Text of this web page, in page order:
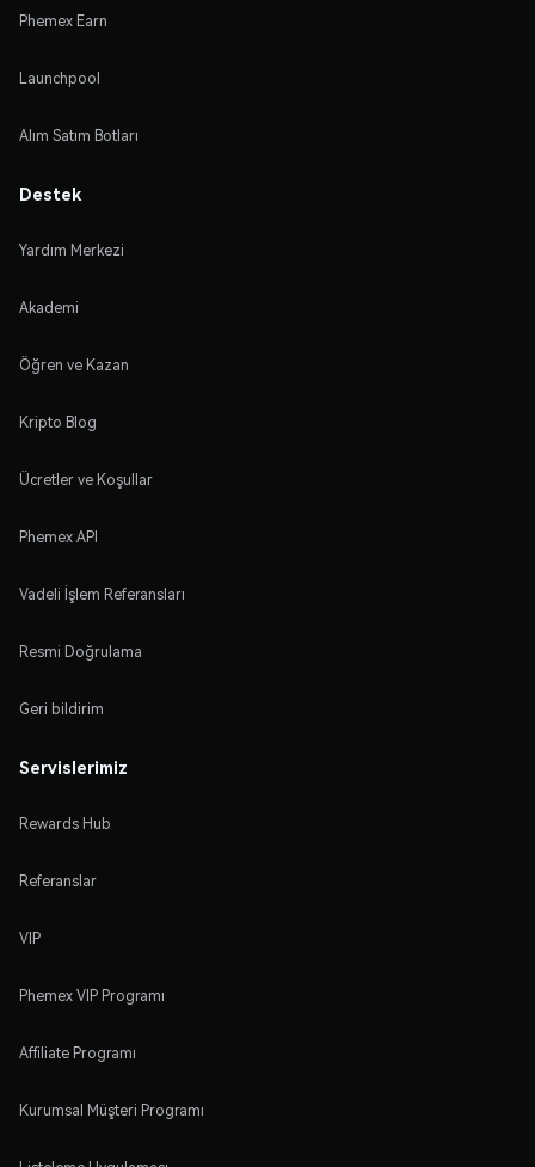
Phemex Earn
Launchpool
Alım Satım Botları
Destek
Yardım Merkezi
Akademi
Öğren ve Kazan
Kripto Blog
Ücretler ve Koşullar
Phemex API
Vadeli İşlem Referansları
Resmi Doğrulama
Geri bildirim
Servislerimiz
Rewards Hub
Referanslar
VIP
Phemex VIP Programı
Affiliate Programı
Kurumsal Müşteri Programı